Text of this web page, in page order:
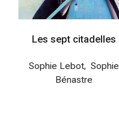
Les sept citadelles
Sophie Lebot, Sophie
Bénastre